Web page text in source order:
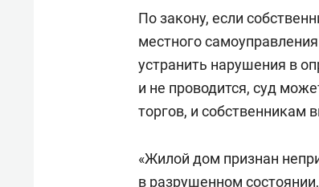
По закону, если
местного
устранить нарушения в
и не проводится, суд
торгов, и собственникам
«Жилой дом признан
в разрушенном